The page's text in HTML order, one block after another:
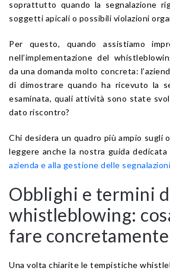
soprattutto quando la segnalazione
soggetti apicali o possibili violazioni
Per questo, quando assistiamo
nell’implementazione del
da una domanda molto concreta:
di dimostrare quando ha ricevuto la
esaminata, quali attività sono state
dato riscontro?
Chi desidera un quadro più ampio sugli
leggere anche la nostra guida dedicata
azienda e alla gestione delle
Obblighi e termini
whistleblowing:
fare concretamente
Una volta chiarite le tempistiche